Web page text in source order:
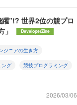
”!? 世界2位の競プロ
」
DeveloperZine
ジニアの生き方
ング 競技プログラミング
2026/03/06